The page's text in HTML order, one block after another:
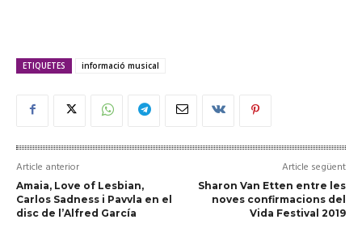
ETIQUETES informació musical
Article anterior
Amaia, Love of Lesbian,
Carlos Sadness i Pavvla en el
disc de l’Alfred García
Article següent
Sharon Van Etten entre les
noves confirmacions del
Vida Festival 2019